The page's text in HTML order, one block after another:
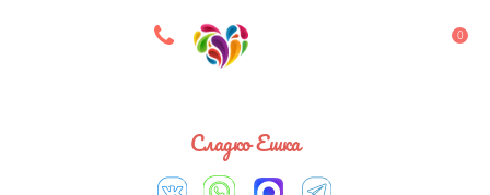
8 927 083 33 05 0
Сладко Ешка